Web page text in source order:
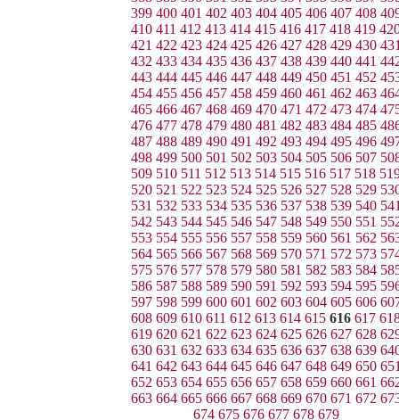
399 400 401 402 403 404 405 406 407 408
410 411 412 413 414 415 416 417 418 419
421 422 423 424 425 426 427 428 429 430
432 433 434 435 436 437 438 439 440 441
443 444 445 446 447 448 449 450 451 452
454 455 456 457 458 459 460 461 462 463
465 466 467 468 469 470 471 472 473 474
476 477 478 479 480 481 482 483 484 485
487 488 489 490 491 492 493 494 495 496
498 499 500 501 502 503 504 505 506 507
509 510 511 512 513 514 515 516 517 518
520 521 522 523 524 525 526 527 528 529
531 532 533 534 535 536 537 538 539 540
542 543 544 545 546 547 548 549 550 551
553 554 555 556 557 558 559 560 561 562
564 565 566 567 568 569 570 571 572 573
575 576 577 578 579 580 581 582 583 584
586 587 588 589 590 591 592 593 594 595
597 598 599 600 601 602 603 604 605 606
608 609 610 611 612 613 614 615 616 617
619 620 621 622 623 624 625 626 627 628
630 631 632 633 634 635 636 637 638 639
641 642 643 644 645 646 647 648 649 650
652 653 654 655 656 657 658 659 660 661
663 664 665 666 667 668 669 670 671 672
674 675 676 677 678 679